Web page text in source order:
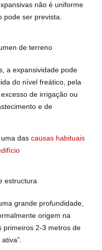
não é uniforme
pode ser prevista.
a expansividade pode
do nível freático, pela
de irrigação ou
e de
das causas habituais
grande profundidade,
origem na
primeiros 2-3 metros de